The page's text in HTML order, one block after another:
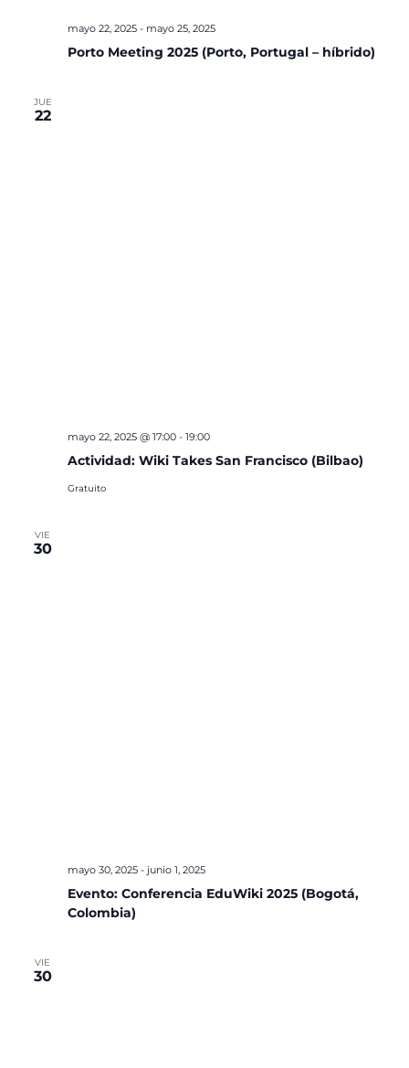
Porto Meeting 2025 (Porto, Portugal – híbrido)
mayo 22, 2025- mayo 25, 2025
JUE
22
Actividad: Wiki Takes San Francisco (Bilbao)
mayo 22, 2025 @ 17:00- 19:00
Gratuito
VIE
30
Evento: Conferencia EduWiki 2025 (Bogotá,
Colombia)
mayo 30, 2025- junio 1, 2025
VIE
30